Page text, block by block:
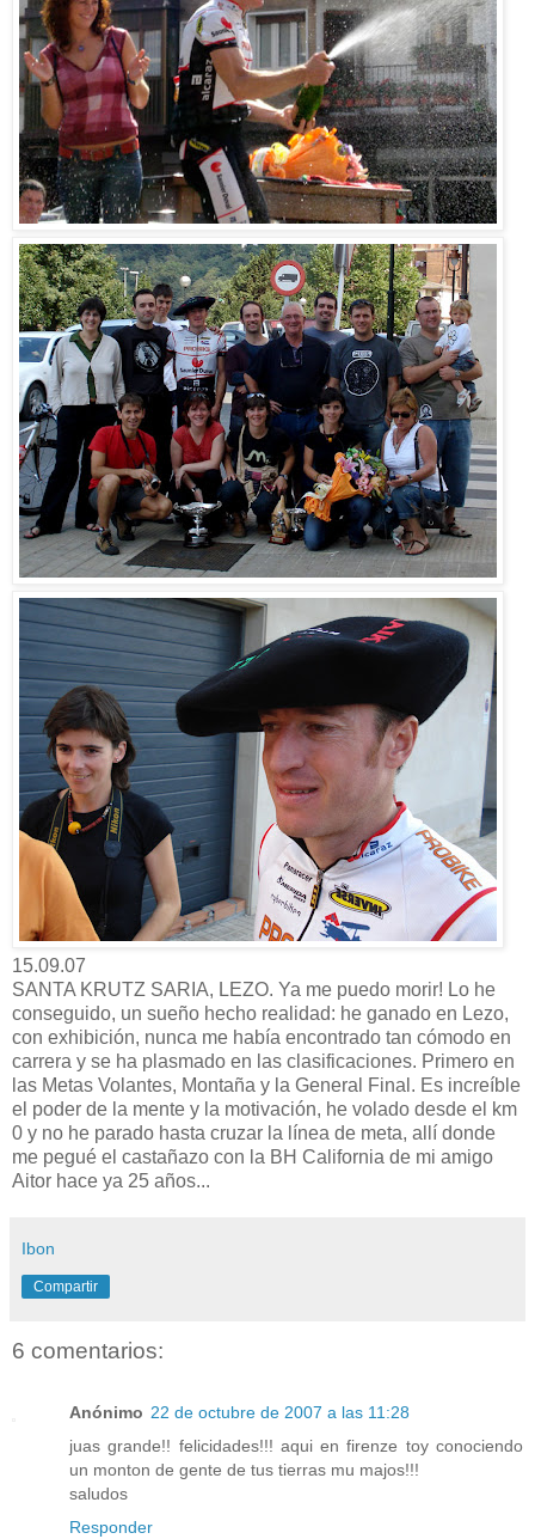
15.09.07
SANTA KRUTZ SARIA, LEZO. Ya me puedo morir! Lo he
conseguido, un sueño hecho realidad: he ganado en Lezo,
con exhibición, nunca me había encontrado tan cómodo en
carrera y se ha plasmado en las clasificaciones. Primero en
las Metas Volantes, Montaña y la General Final. Es increíble
el poder de la mente y la motivación, he volado desde el km
0 y no he parado hasta cruzar la línea de meta, allí donde
me pegué el castañazo con la BH California de mi amigo
Aitor hace ya 25 años...
Ibon
Compartir
6 comentarios:
Anónimo 22 de octubre de 2007 a las 11:28
juas grande!! felicidades!!! aqui en firenze toy conociendo
un monton de gente de tus tierras mu majos!!!
saludos
Responder